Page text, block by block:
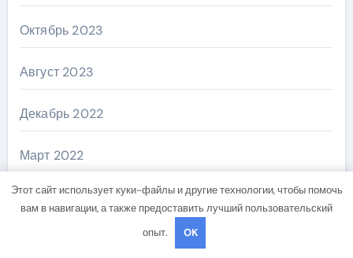
Октябрь 2023
Август 2023
Декабрь 2022
Март 2022
Ноябрь 2018
Этот сайт использует куки-файлы и другие технологии, чтобы помочь
вам в навигации, а также предоставить лучший пользовательский
опыт.
OK